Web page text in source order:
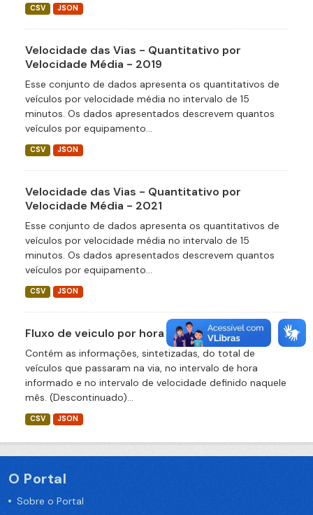
CSV JSON
Velocidade das Vias - Quantitativo por
Velocidade Média - 2019
Esse conjunto de dados apresenta os quantitativos de
veículos por velocidade média no intervalo de 15
minutos. Os dados apresentados descrevem quantos
veículos por equipamento...
CSV JSON
Velocidade das Vias - Quantitativo por
Velocidade Média - 2021
Esse conjunto de dados apresenta os quantitativos de
veículos por velocidade média no intervalo de 15
minutos. Os dados apresentados descrevem quantos
veículos por equipamento...
CSV JSON
Fluxo de veiculo por hora
Contém as informações, sintetizadas, do total de
veículos que passaram na via, no intervalo de hora
informado e no intervalo de velocidade definido naquele
mês. (Descontinuado)...
CSV JSON
O Portal
Sobre o Portal